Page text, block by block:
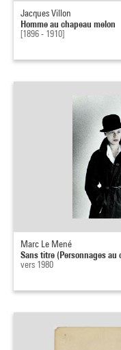
Jacques Villon
Homme au chapeau melon
[1896 - 1910]
Marc Le Mené
Sans titre (Personnages
vers 1980